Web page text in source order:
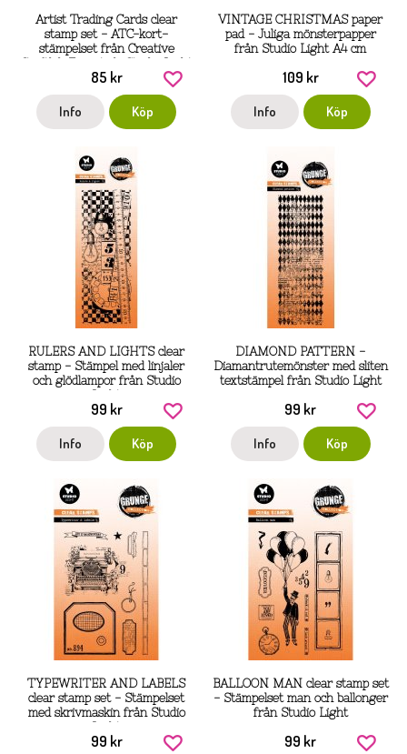
Artist Trading Cards clear
stamp set - ATC-kort-
stämpelset från Creative
85 kr
Info Köp
VINTAGE CHRISTMAS paper
pad - Juliga mönsterpapper
från Studio Light A4 cm
109 kr
Info Köp
RULERS AND LIGHTS clear
stamp - Stämpel med linjaler
och glödlampor från Studio
99 kr
Info Köp
DIAMOND PATTERN -
Diamantrutemönster med sliten
textstämpel från Studio Light
99 kr
Info Köp
TYPEWRITER AND LABELS
clear stamp set - Stämpelset
med skrivmaskin från Studio
99 kr
BALLOON MAN clear stamp set
- Stämpelset man och ballonger
från Studio Light
99 kr